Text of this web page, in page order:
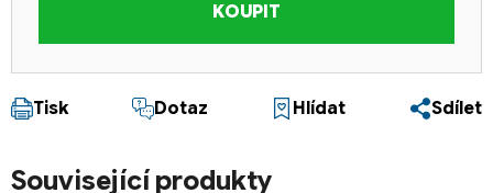
KOUPIT
Tisk Dotaz Hlídat Sdílet
Související produkty